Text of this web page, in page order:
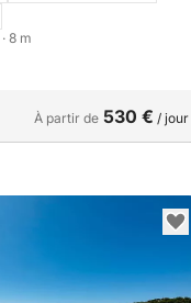
· 8 m
À partir de 530 € / jour